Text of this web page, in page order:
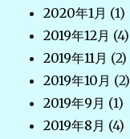
2020年1月 (1)
2019年12月 (4)
2019年11月 (2)
2019年10月 (2)
2019年9月 (1)
2019年8月 (4)